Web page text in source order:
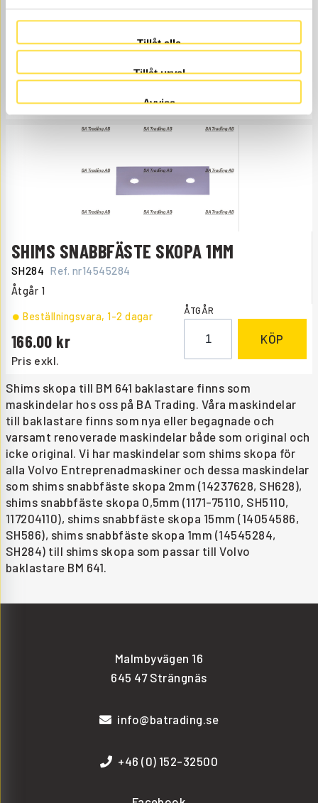
Tillåt alla
Tillåt urval
Avvisa
Pris exkl.
252.00
ÅTGÅR
KÖP
SHIMS SNABBFÄSTE SKOPA 1MM
SH284 Ref. nr14545284
Åtgår 1
Pris exkl.
166.00
Beställningsvara, 1-2 dagar ÅTGÅR
KÖP
Shims skopa till BM 641 baklastare finns som
maskindelar hos oss på BA Trading. Våra maskindelar
till baklastare finns som nya eller begagnade och
varsamt renoverade maskindelar både som original och
icke original. Vi har maskindelar som shims skopa för
alla Volvo Entreprenadmaskiner och dessa maskindelar
som shims snabbfäste skopa 2mm (14237628, SH628),
shims snabbfäste skopa 0,5mm (1171-75110, SH5110,
117204110), shims snabbfäste skopa 15mm (14054586,
SH586), shims snabbfäste skopa 1mm (14545284,
SH284) till shims skopa som passar till Volvo
baklastare BM 641.
Malmbyvägen 16
645 47 Strängnäs
info@batrading.se
+46 (0) 152-32500